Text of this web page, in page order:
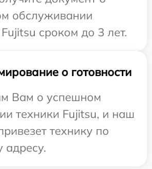
обслуживании
сроком до 3 лет.
о готовности
Вам о успешном
техники Fujitsu, и наш
технику по
адресу.